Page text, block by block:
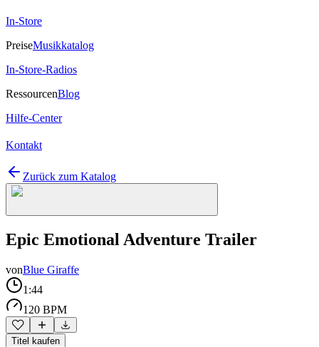
In-Store
PreiseMusikkatalog
In-Store-Radios
RessourcenBlog
Hilfe-Center
Kontakt
Zurück zum Katalog
Epic Emotional Adventure Trailer
vonBlue Giraffe
1:44
120 BPM
Titel kaufen